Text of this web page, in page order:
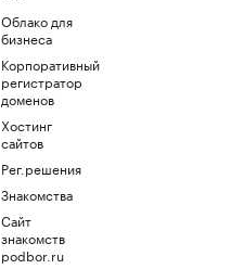
Облако для
бизнеса
Корпоративный
регистратор
доменов
Хостинг
сайтов
Рег.решения
Знакомства
Сайт
знакомств
podbor.ru